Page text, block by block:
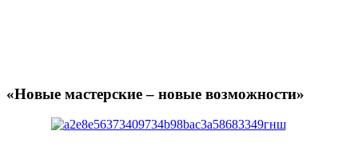
«Новые мастерские – новые возможности»